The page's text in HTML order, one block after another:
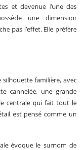
et devenue l’une des
une dimension
pas l’effet. Elle préfère
familière, avec
cannelée, une grande
centrale qui fait tout le
est pensé comme un
évoque le surnom de